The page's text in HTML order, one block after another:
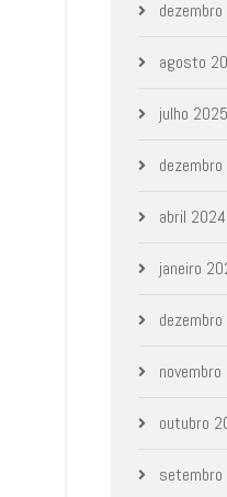
agosto
julho 2025
abril 2024
janeiro
outubro